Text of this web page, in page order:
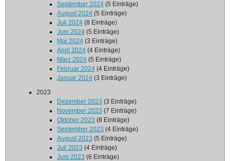
September 2024 (5 Einträge)
August 2024 (5 Einträge)
Juli 2024 (8 Einträge)
Juni 2024 (5 Einträge)
Mai 2024 (3 Einträge)
April 2024 (4 Einträge)
März 2024 (5 Einträge)
Februar 2024 (4 Einträge)
Januar 2024 (3 Einträge)
2023
Dezember 2023 (3 Einträge)
November 2023 (7 Einträge)
Oktober 2023 (8 Einträge)
September 2023 (4 Einträge)
August 2023 (5 Einträge)
Juli 2023 (4 Einträge)
Juni 2023 (6 Einträge)